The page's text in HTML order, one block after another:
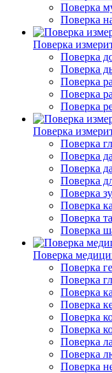
Поверка
Поверка
Поверка
Поверка
Поверка
Поверка
Поверка
Поверка
Поверка
Поверка
Поверка
Поверка
Поверка
Поверка
Поверка
Поверка
Поверка
Поверка
Поверка
Поверка
Поверка
Поверка
Поверка
Поверка
Поверка
Поверка
Поверка